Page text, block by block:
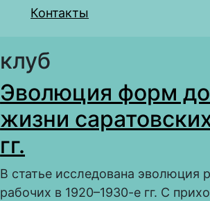
Контакты
клуб
Эволюция форм
жизни
гг.
В статье исследована эволюция
рабочих в 1920–1930-е гг. С